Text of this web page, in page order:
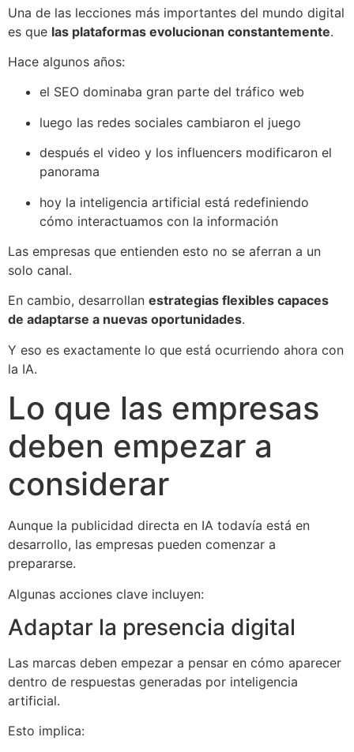
Una de las lecciones más importantes del mundo digital
es que las plataformas evolucionan constantemente.
Hace algunos años:
el SEO dominaba gran parte del tráfico web
luego las redes sociales cambiaron el juego
después el video y los influencers modificaron el
panorama
hoy la inteligencia artificial está redefiniendo
cómo interactuamos con la información
Las empresas que entienden esto no se aferran a un
solo canal.
En cambio, desarrollan estrategias flexibles capaces
de adaptarse a nuevas oportunidades.
Y eso es exactamente lo que está ocurriendo ahora con
la IA.
Lo que las empresas
deben empezar a
considerar
Aunque la publicidad directa en IA todavía está en
desarrollo, las empresas pueden comenzar a
prepararse.
Algunas acciones clave incluyen:
Adaptar la presencia digital
Las marcas deben empezar a pensar en cómo aparecer
dentro de respuestas generadas por inteligencia
artificial.
Esto implica: